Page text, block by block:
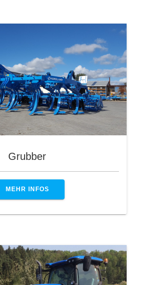
Grubber
MEHR INFOS